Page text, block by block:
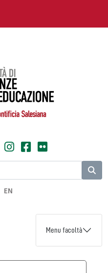
EN
Menu facoltà
alla privacy